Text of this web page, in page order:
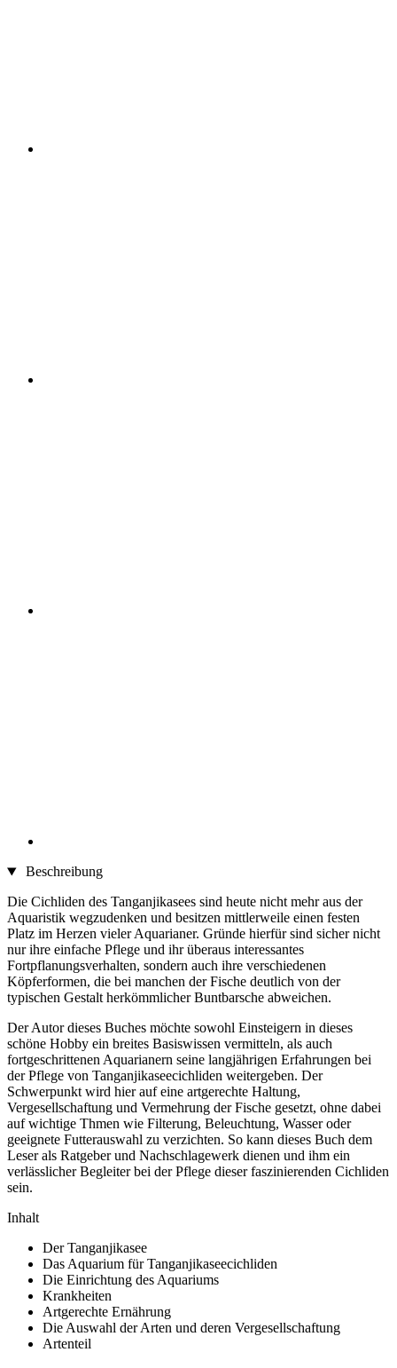
Beschreibung
Die Cichliden des Tanganjikasees sind heute nicht mehr aus der
Aquaristik wegzudenken und besitzen mittlerweile einen festen
Platz im Herzen vieler Aquarianer. Gründe hierfür sind sicher nicht
nur ihre einfache Pflege und ihr überaus interessantes
Fortpflanungsverhalten, sondern auch ihre verschiedenen
Köpferformen, die bei manchen der Fische deutlich von der
typischen Gestalt herkömmlicher Buntbarsche abweichen.
Der Autor dieses Buches möchte sowohl Einsteigern in dieses
schöne Hobby ein breites Basiswissen vermitteln, als auch
fortgeschrittenen Aquarianern seine langjährigen Erfahrungen bei
der Pflege von Tanganjikaseecichliden weitergeben. Der
Schwerpunkt wird hier auf eine artgerechte Haltung,
Vergesellschaftung und Vermehrung der Fische gesetzt, ohne dabei
auf wichtige Thmen wie Filterung, Beleuchtung, Wasser oder
geeignete Futterauswahl zu verzichten. So kann dieses Buch dem
Leser als Ratgeber und Nachschlagewerk dienen und ihm ein
verlässlicher Begleiter bei der Pflege dieser faszinierenden Cichliden
sein.
Inhalt
Der Tanganjikasee
Das Aquarium für Tanganjikaseecichliden
Die Einrichtung des Aquariums
Krankheiten
Artgerechte Ernährung
Die Auswahl der Arten und deren Vergesellschaftung
Artenteil